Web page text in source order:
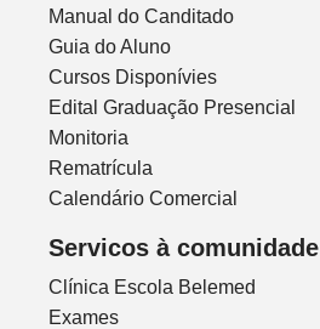
Manual do Canditado
Guia do Aluno
Cursos Disponívies
Edital Graduação Presencial
Monitoria
Rematrícula
Calendário Comercial
Servicos à comunidade
Clínica Escola Belemed
Exames